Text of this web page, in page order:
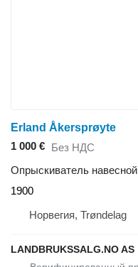
Erland Åkersprøyte
1 000 € Без НДС
Опрыскиватель навесной
1900
Норвегия, Trøndelag
LANDBRUKSSALG.NO AS